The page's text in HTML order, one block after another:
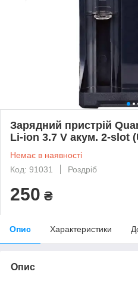
Зарядний пристрій
Li-ion 3.7 V акум. 2-slot
Немає в наявності
Код: 91031
Роздріб
250 ₴
Опис Характеристики
Опис